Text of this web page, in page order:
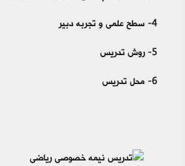
4- سطح علمی و تجربه دبیر
5- روش تدریس
6- محل تدریس